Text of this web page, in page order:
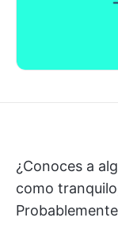
¿Conoces a
como